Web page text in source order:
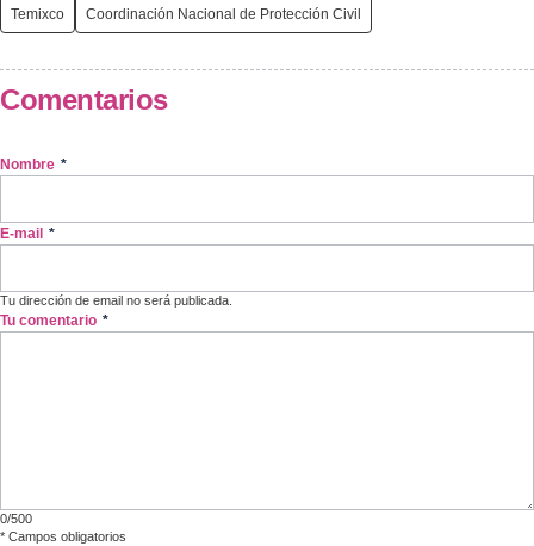
Temixco Coordinación Nacional de Protección Civil
Comentarios
Nombre *
E-mail *
Tu dirección de email no será publicada.
Tu comentario *
0/500
* Campos obligatorios